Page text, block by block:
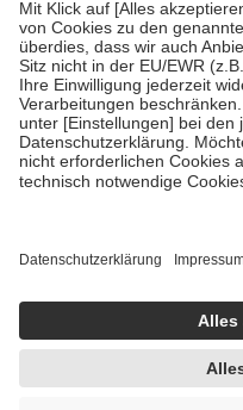
fallenkeine Zuzahlungenan
• Kindern und Jugendlichen
mit Ausnahme der Fahrkosten
• Untersuchungen zur
GKV getragen werden
• empfohlenen
• Harn- und Blutteststreifen
getroffen, um sicherzustellen,
https://help.etrusted.com/hc/
Einige Bilder und Inhalte